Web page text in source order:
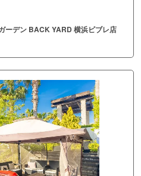
ーデン BACK YARD 横浜ビブレ店